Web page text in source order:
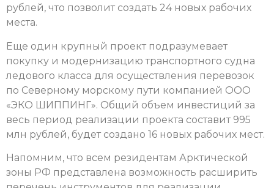
рублей, что позволит создать 24 новых рабочих
места.
Еще один крупный проект подразумевает
покупку и модернизацию транспортного судна
ледового класса для осуществления перевозок
по Северному морскому пути компанией ООО
«ЭКО ШИППИНГ». Общий объем инвестиций за
весь период реализации проекта составит 995
млн рублей, будет создано 16 новых рабочих мест.
Напомним, что всем резидентам Арктической
зоны РФ представлена возможность расширить